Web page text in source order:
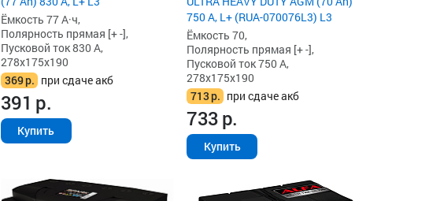
Ёмкость 77 А·ч,
Полярность прямая [+ -],
Пусковой ток 830 А,
278x175x190
369р. при сдаче акб
391 р.
Купить
750 А, L+ (RUA-070076L3) L3
Ёмкость 70,
Полярность прямая [+ -],
Пусковой ток 750 А,
278x175x190
713р. при сдаче акб
733р.
Купить